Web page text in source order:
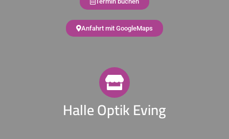
Anfahrt mit GoogleMaps
Halle Optik Eving